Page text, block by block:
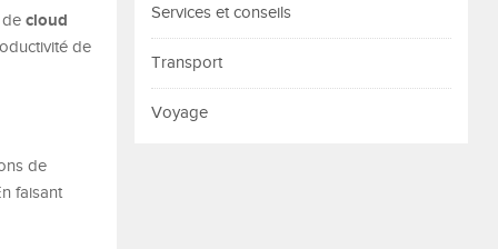
de cloud
de
de
faisant
Services et conseils
Transport
Voyage